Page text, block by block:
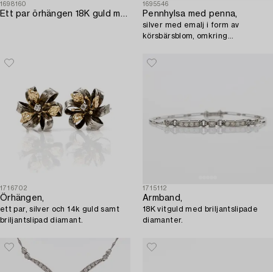
1698160
Ett par örhängen 18K guld med koralldroppar.
1695546
Pennhylsa med penna,
silver med emalj i form av
körsbärsblom, omkring
1716702
Örhängen,
ett par, silver och 14k guld samt
briljantslipad diamant.
1715112
Armband,
18K vitguld med briljantslipade
diamanter.